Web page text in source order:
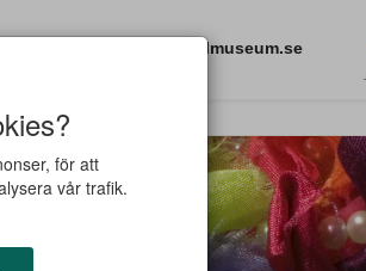
Till nationalmuseum.se
för att
vår trafik.